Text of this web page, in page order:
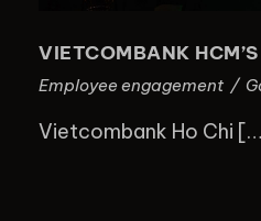
VIETCOMBANK
Employee engagement /
Vietcombank Ho Chi